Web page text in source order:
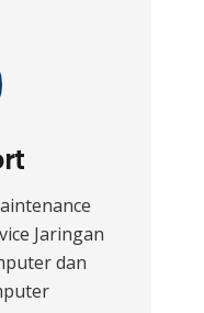
Jaringan
dan